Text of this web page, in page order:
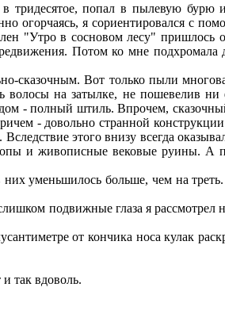
попал в пылевую бурю
огорчаясь, я сориентировался с
"Утро в сосновом лесу" пришлось
Потом ко мне
Вот только пыли
волосы на затылке, не пошевелив
- полный штиль. Впрочем,
- довольно странной
этого внизу всегда
и живописные вековые руины. А
уменьшилось больше, чем на
подвижные глаза я рассмотрел
от кончика носа кулак
так вдоволь.